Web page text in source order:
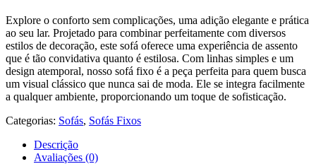
Explore o conforto sem complicações, uma adição elegante e prática
ao seu lar. Projetado para combinar perfeitamente com diversos
estilos de decoração, este sofá oferece uma experiência de assento
que é tão convidativa quanto é estilosa. Com linhas simples e um
design atemporal, nosso sofá fixo é a peça perfeita para quem busca
um visual clássico que nunca sai de moda. Ele se integra facilmente
a qualquer ambiente, proporcionando um toque de sofisticação.
Categorias: Sofás, Sofás Fixos
Descrição
Avaliações (0)